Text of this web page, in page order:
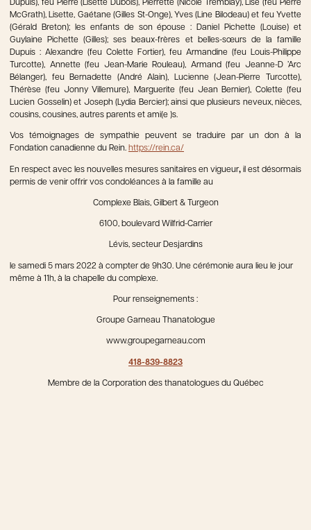
Dupuis), feu Pierre (Lisette Dubois), Pierrette (Nicole Tremblay), Lise (feu Pierre
McGrath), Lisette, Gaétane (Gilles St-Onge), Yves (Line Bilodeau) et feu Yvette
(Gérald Breton); les enfants de son épouse : Daniel Pichette (Louise) et
Guylaine Pichette (Gilles); ses beaux-frères et belles-sœurs de la famille
Dupuis : Alexandre (feu Colette Fortier), feu Armandine (feu Louis-Philippe
Turcotte), Annette (feu Jean-Marie Rouleau), Armand (feu Jeanne-D ’Arc
Bélanger), feu Bernadette (André Alain), Lucienne (Jean-Pierre Turcotte),
Thérèse (feu Jonny Villemure), Marguerite (feu Jean Bernier), Colette (feu
Lucien Gosselin) et Joseph (Lydia Bercier); ainsi que plusieurs neveux, nièces,
cousins, cousines, autres parents et ami(e )s.
Vos témoignages de sympathie peuvent se traduire par un don à la
Fondation canadienne du Rein. https://rein.ca/
En respect avec les nouvelles mesures sanitaires en vigueur, il est désormais
permis de venir offrir vos condoléances à la famille au
Complexe Blais, Gilbert & Turgeon
6100, boulevard Wilfrid-Carrier
Lévis, secteur Desjardins
le samedi 5 mars 2022 à compter de 9h30. Une cérémonie aura lieu le jour
même à 11h, à la chapelle du complexe.
Pour renseignements :
Groupe Garneau Thanatologue
www.groupegarneau.com
418-839-8823
Membre de la Corporation des thanatologues du Québec